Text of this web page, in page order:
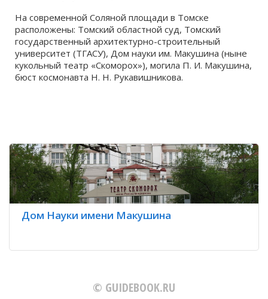
На современной Соляной площади в Томске
расположены: Томский областной суд, Томский
государственный архитектурно-строительный
университет (ТГАСУ), Дом науки им. Макушина (ныне
кукольный театр «Скоморох»), могила П. И. Макушина,
бюст космонавта Н. Н. Рукавишникова.
Дом Науки имени Макушина
© GUIDEBOOK.RU